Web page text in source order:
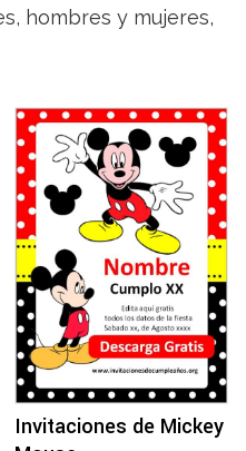
hombres y mujeres,
Invitaciones de Mickey